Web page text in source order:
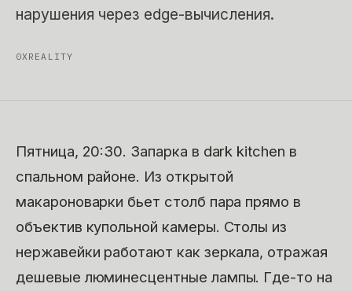
нарушения через edge-вычисления.
0XREALITY
Пятница, 20:30. Запарка в dark kitchen в
спальном районе. Из открытой
макароноварки бьет столб пара прямо в
объектив купольной камеры. Столы из
нержавейки работают как зеркала, отражая
дешевые люминесцентные лампы. Где-то на